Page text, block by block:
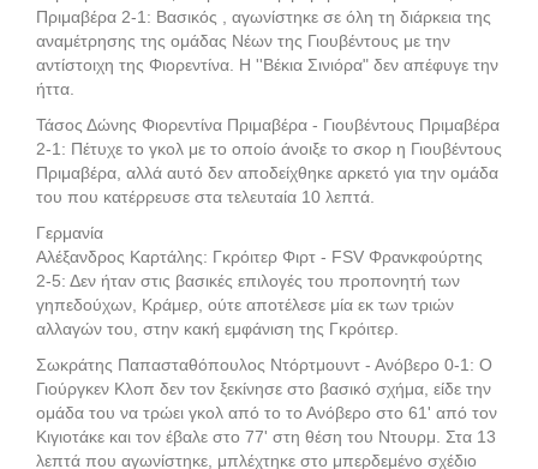
Πριμαβέρα 2-1: Βασικός , αγωνίστηκε σε όλη τη διάρκεια της
αναμέτρησης της ομάδας Νέων της Γιουβέντους με την
αντίστοιχη της Φιορεντίνα. Η ''Βέκια Σινιόρα" δεν απέφυγε την
ήττα.
Τάσος Δώνης Φιορεντίνα Πριμαβέρα - Γιουβέντους Πριμαβέρα
2-1: Πέτυχε το γκολ με το οποίο άνοιξε το σκορ η Γιουβέντους
Πριμαβέρα, αλλά αυτό δεν αποδείχθηκε αρκετό για την ομάδα
του που κατέρρευσε στα τελευταία 10 λεπτά.
Γερμανία
Αλέξανδρος Καρτάλης: Γκρόιτερ Φιρτ - FSV Φρανκφούρτης
2-5: Δεν ήταν στις βασικές επιλογές του προπονητή των
γηπεδούχων, Κράμερ, ούτε αποτέλεσε μία εκ των τριών
αλλαγών του, στην κακή εμφάνιση της Γκρόιτερ.
Σωκράτης Παπασταθόπουλος Ντόρτμουντ - Ανόβερο 0-1: O
Γιούργκεν Κλοπ δεν τον ξεκίνησε στο βασικό σχήμα, είδε την
ομάδα του να τρώει γκολ από το το Ανόβερο στο 61' από τον
Κιγιοτάκε και τον έβαλε στο 77' στη θέση του Ντουρμ. Στα 13
λεπτά που αγωνίστηκε, μπλέχτηκε στο μπερδεμένο σχέδιο